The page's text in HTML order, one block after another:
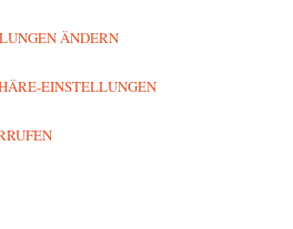
ÄNDERN
EINSTELLUNGEN